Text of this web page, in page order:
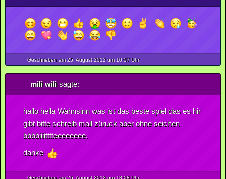
Geschrieben am 25. August2012um 10:57 Uhr
mili wilisagte:
hallo hella Wahnsinn was ist das beste spiel das es hir
gibt bitte schreib mall züruck aber ohne seichen
bbbbiiiitttteeeeeeee.
danke
Geschrieben am 26. August2012um 18:08 Uhr